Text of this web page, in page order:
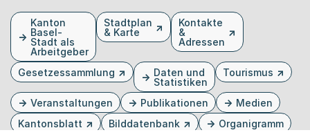
FusszeileKanton
Basel-
Stadt als
Arbeitgeber
Stadtplan
& Karte
Kontakte
&
Adressen
Gesetzessammlung
Daten und
Statistiken
Tourismus
Veranstaltungen Publikationen
Medien
Kantonsblatt
Bilddatenbank Organigramm